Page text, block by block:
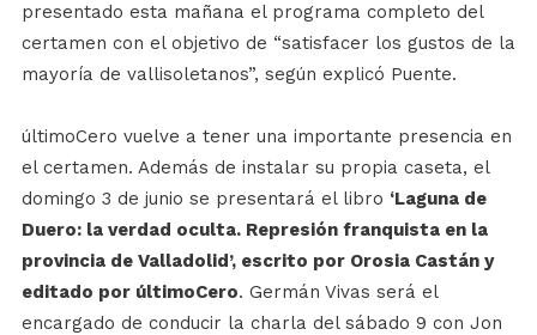
presentado esta mañana el programa completo del
certamen con el objetivo de “satisfacer los gustos de la
mayoría de vallisoletanos”, según explicó Puente.
últimoCero vuelve a tener una importante presencia en
el certamen. Además de instalar su propia caseta, el
domingo 3 de junio se presentará el libro ‘Laguna de
Duero: la verdad oculta. Represión franquista en la
provincia de Valladolid’, escrito por Orosia Castán y
editado por últimoCero. Germán Vivas será el
encargado de conducir la charla del sábado 9 con Jon